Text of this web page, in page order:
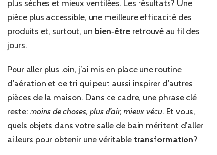
plus sèches et mieux ventilées. Les résultats? Une
pièce plus accessible, une meilleure efficacité des
produits et, surtout, un bien‑être retrouvé au fil des
jours.
Pour aller plus loin, j’ai mis en place une routine
d’aération et de tri qui peut aussi inspirer d’autres
pièces de la maison. Dans ce cadre, une phrase clé
reste: moins de choses, plus d’air, mieux vécu. Et vous,
quels objets dans votre salle de bain méritent d’aller
ailleurs pour obtenir une véritabletransformation?